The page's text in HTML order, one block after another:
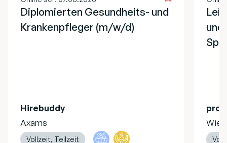
Diplomierten Gesundheits- und
Krankenpfleger (m/w/d)
Hirebuddy
Axams
Vollzeit, Teilzeit
und
pro
Wien